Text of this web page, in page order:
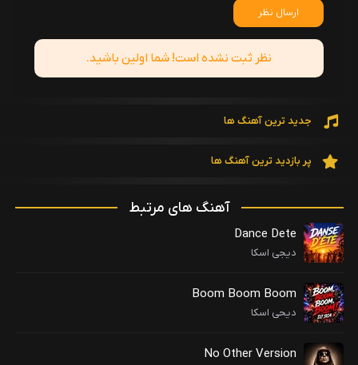
ارسال نظر
نظر ثبت نشده است! شما اولین باشید.
جدید ترین آهنگ ها
پر بازدید ترین آهنگ ها
آهنگ های مرتبط
Dance Dete
دیجی اسکا
Boom Boom Boom
دیحی اسکا
No Other Version